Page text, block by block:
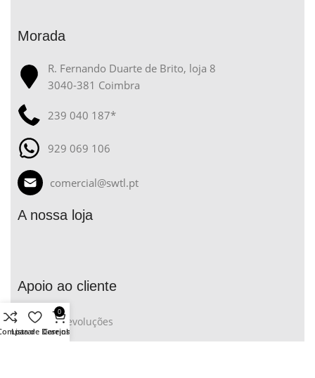
Morada
R. Fernando Duarte de Brito, loja 8
3040-381 Coimbra
239 040 187*
929 069 106
comercial@swtl.pt
A nossa loja
Apoio ao cliente
Trocas e Devoluções
Termos e Condições
Lista de Desejos
0
Carrinho